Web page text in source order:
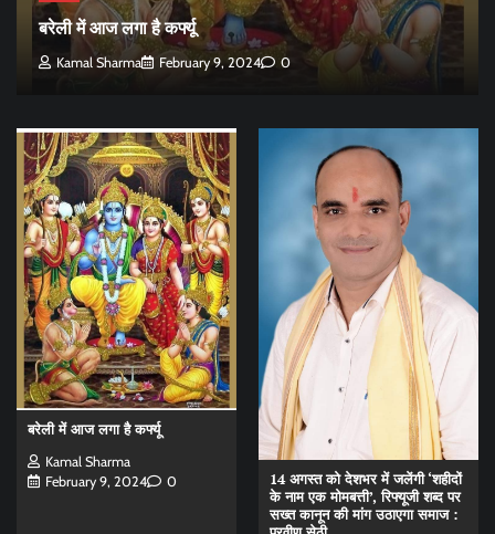
बरेली में आज लगा है कर्फ्यू
Kamal Sharma February 9, 2024 0
बरेली में आज लगा है कर्फ्यू
Kamal Sharma
February 9, 2024
0
14 अगस्त को देशभर में जलेंगी ‘शहीदों
के नाम एक मोमबत्ती’, रिफ्यूजी शब्द पर
सख्त कानून की मांग उठाएगा समाज :